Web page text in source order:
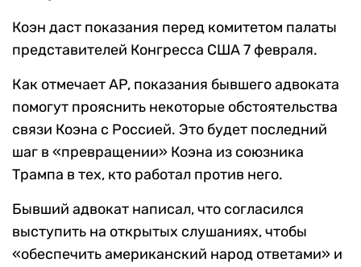
Коэн даст показания перед комитетом палаты
представителей Конгресса США 7 февраля.
Как отмечает AP, показания бывшего адвоката
помогут прояснить некоторые обстоятельства
связи Коэна с Россией. Это будет последний
шаг в «превращении» Коэна из союзника
Трампа в тех, кто работал против него.
Бывший адвокат написал, что согласился
выступить на открытых слушаниях, чтобы
«обеспечить американский народ ответами» и